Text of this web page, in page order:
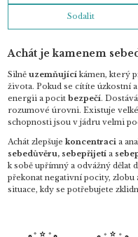
Sodalit
Achát je kamenem
Silněuzemňující kámen, který
života. Pokud se cítíte úzkostní
energii a pocitbezpečí.
rozumové úrovni. Existuje
schopnosti jsou v jádru velmi
Achát zlepšujekoncentraci a
sebedůvěru, sebepřijetí a
k sobě upřímný a odvážný dělat
překonat negativní pocity, zlobu
situace, kdy se potřebujete